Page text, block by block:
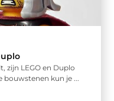
zijn LEGO en Duplo
bouwstenen kun je ...